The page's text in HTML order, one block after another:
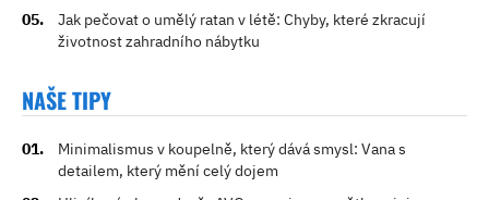
Jak pečovat o umělý ratan v létě: Chyby, které zkracují
životnost zahradního nábytku
NAŠE TIPY
Minimalismus v koupelně, který dává smysl: Vana s
detailem, který mění celý dojem